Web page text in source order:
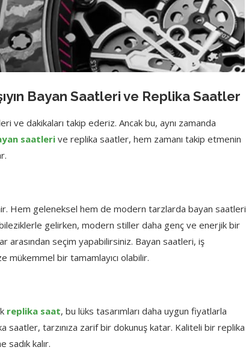
Bayan Saatleri ve Replika Saatler
ve dakikaları takip ederiz. Ancak bu, aynı zamanda
saatleri ve replika saatler, hem zamanı takip etmenin
Hem geleneksel hem de modern tarzlarda bayan saatleri
gelirken, modern stiller daha genç ve enerjik bir
arasından seçim yapabilirsiniz. Bayan saatleri, iş
mükemmel bir tamamlayıcı olabilir.
replika saat, bu lüks tasarımları daha uygun fiyatlarla
saatler, tarzınıza zarif bir dokunuş katar. Kaliteli bir replika
sadık kalır.